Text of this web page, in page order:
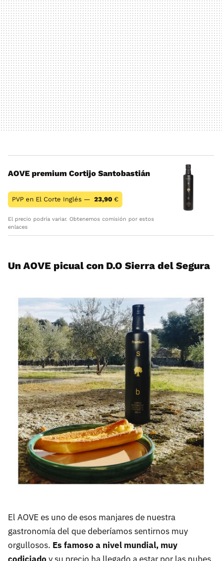
AOVE premium Cortijo Santobastián
PVP en El Corte Inglés — 23,90 €
El precio podría variar. Obtenemos comisión por estos
enlaces
Un AOVE picual con D.O Sierra del Segura
El AOVE es uno de esos manjares de nuestra
gastronomía del que deberíamos sentirnos muy
orgullosos. Es famoso a nivel mundial, muy